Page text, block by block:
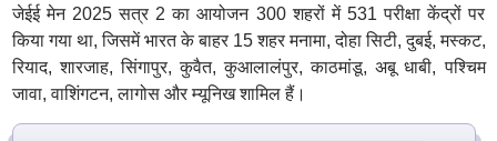
जेईई मेन 2025 सत्र 2 का आयोजन 300 शहरों में 531 परीक्षा केंद्रों पर
किया गया था, जिसमें भारत के बाहर 15 शहर मनामा, दोहा सिटी, दुबई, मस्कट,
रियाद, शारजाह, सिंगापुर, कुवैत, कुआलालंपुर, काठमांडू, अबू धाबी, पश्चिम
जावा, वाशिंगटन, लागोस और म्यूनिख शामिल हैं।